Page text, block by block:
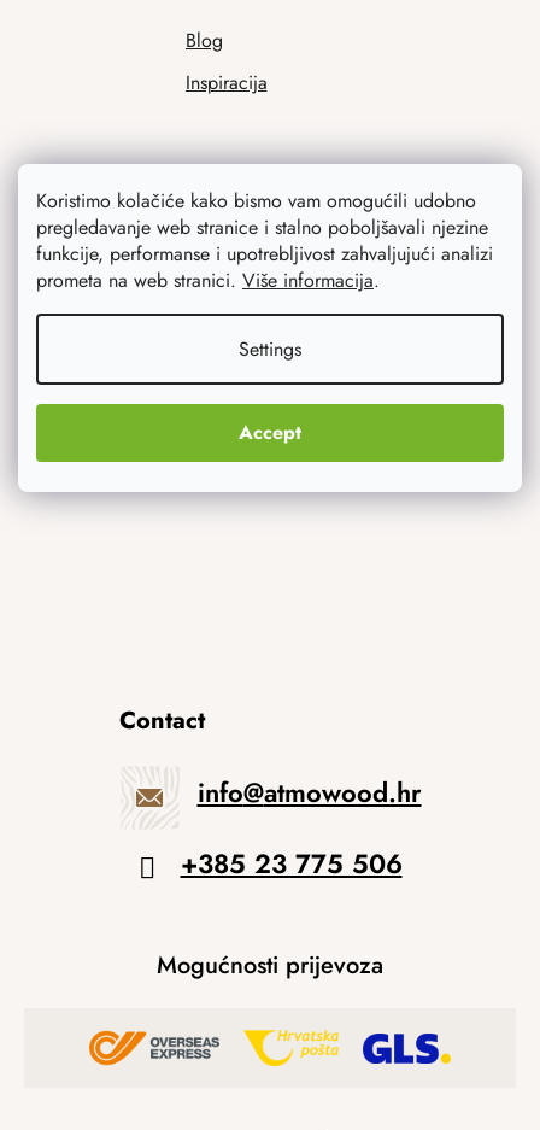
Koristimo kolačiće kako bismo vam omogućili udobno
pregledavanje web stranice i stalno poboljšavali njezine
funkcije, performanse i upotrebljivost zahvaljujući analizi
prometa na web stranici. Više informacija.
Settings
Accept
Blog
Inspiracija
Ono što vas najviše zanima
Noviteti
Originalni pokloni
Contact
info@atmowood.hr
+385 23 775 506
Mogućnosti prijevoza